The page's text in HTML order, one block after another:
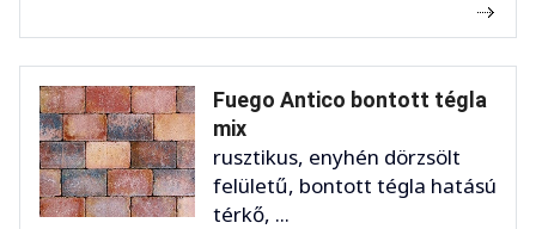
Fuego Antico bontott tégla
mix
rusztikus, enyhén dörzsölt
felületű, bontott tégla hatású
térkő, ...